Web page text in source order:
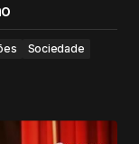
Sociedade